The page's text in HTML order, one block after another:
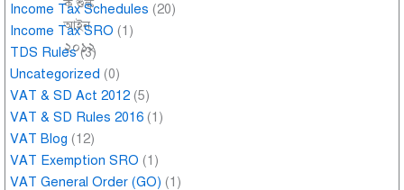
Income Tax Schedules (20)
Income Tax SRO (1)
TDS Rules(3)
Uncategorized (0)
VAT & SD Act 2012 (5)
VAT & SD Rules 2016 (1)
VAT Blog (12)
VAT Exemption SRO (1)
VAT General Order (GO) (1)